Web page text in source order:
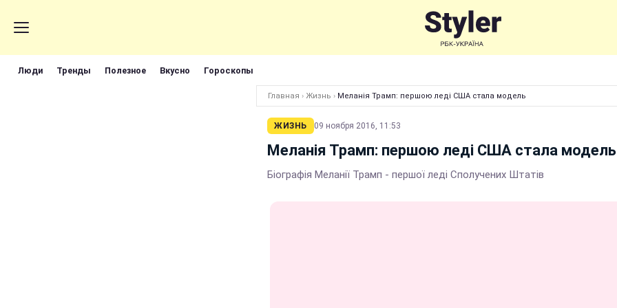
Люди Тренды Полезное Вкусно Гороскопы
Главная › Жизнь › Меланія Трамп: першою леді США стала модель
ЖИЗНЬ 09 ноября 2016, 11:53
Меланія Трамп: першою леді США стала модель
Біографія Меланії Трамп - першої леді Сполучених Штатів